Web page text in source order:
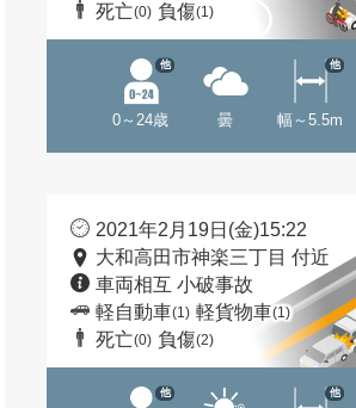
死亡(0) 負傷(1)
0～24歳
他
曇 幅～5.5m
他
2021年2月19日(金)15:22
大和高田市神楽三丁目 付近
車両相互 小破事故
軽自動車(1) 軽貨物車(1)
死亡(0) 負傷(2)
他 他